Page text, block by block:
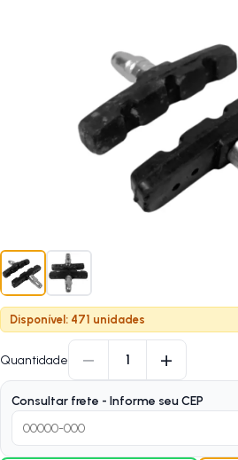
Disponível: 471 unidades
Quantidade − 1 +
Consultar frete - Informe seu CEP